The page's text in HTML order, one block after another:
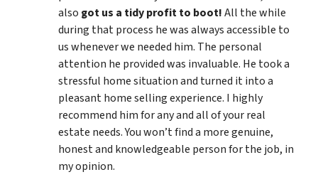
also got us a tidy profit to boot!All the while
during that process he was always accessible to
us whenever we needed him. The personal
attention he provided was invaluable. He took a
stressful home situation and turned it into a
pleasant home selling experience. I highly
recommend him for any and all of your real
estate needs. You won’t find a more genuine,
honest and knowledgeable person for the job, in
my opinion.